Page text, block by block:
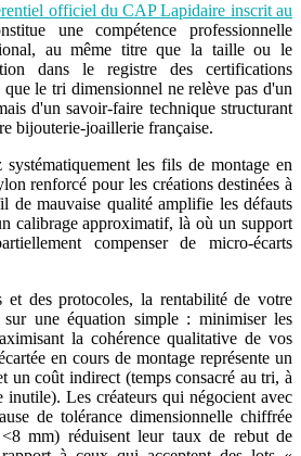
officiel du CAP Lapidaire inscrit au
une compétence professionnelle
au même titre que la taille ou le
dans le registre des certifications
le tri dimensionnel ne relève pas d'un
d'un savoir-faire technique structurant
bijouterie-joaillerie française.
systématiquement les fils de montage en
renforcé pour les créations destinées à
de mauvaise qualité amplifie les défauts
calibrage approximatif, là où un support
compenser de micro-écarts
et des protocoles, la rentabilité de votre
une équation simple : minimiser les
la cohérence qualitative de vos
en cours de montage représente un
un coût indirect (temps consacré au tri, à
inutile). Les créateurs qui négocient avec
de tolérance dimensionnelle chiffrée
mm) réduisent leur taux de rebut de